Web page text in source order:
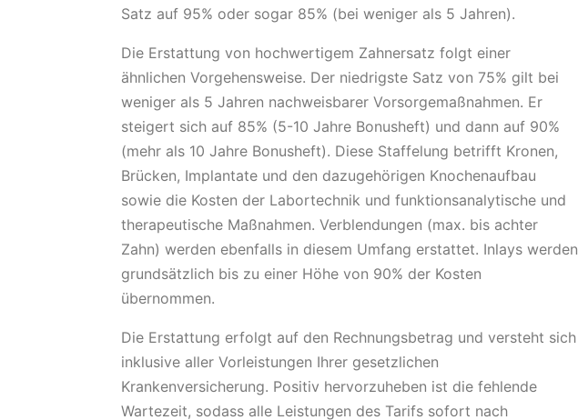
Satz auf 95% oder sogar 85% (bei weniger als 5 Jahren).
Die Erstattung von hochwertigem Zahnersatz folgt einer
ähnlichen Vorgehensweise. Der niedrigste Satz von 75% gilt bei
weniger als 5 Jahren nachweisbarer Vorsorgemaßnahmen. Er
steigert sich auf 85% (5-10 Jahre Bonusheft) und dann auf 90%
(mehr als 10 Jahre Bonusheft). Diese Staffelung betrifft Kronen,
Brücken, Implantate und den dazugehörigen Knochenaufbau
sowie die Kosten der Labortechnik und funktionsanalytische und
therapeutische Maßnahmen. Verblendungen (max. bis achter
Zahn) werden ebenfalls in diesem Umfang erstattet. Inlays werden
grundsätzlich bis zu einer Höhe von 90% der Kosten
übernommen.
Die Erstattung erfolgt auf den Rechnungsbetrag und versteht sich
inklusive aller Vorleistungen Ihrer gesetzlichen
Krankenversicherung. Positiv hervorzuheben ist die fehlende
Wartezeit, sodass alle Leistungen des Tarifs sofort nach